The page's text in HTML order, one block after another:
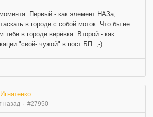
Первый - как элемент НАЗа,
в городе с собой моток. Что бы не
тебе в городе верёвка. Второй - как
"свой- чужой" в пост БП. ;-)
назад #27950